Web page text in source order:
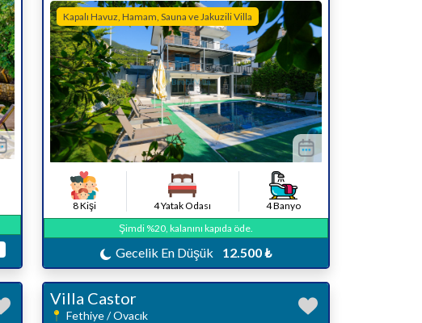
Kapalı Havuz, Hamam, Sauna ve Jakuzili Villa
8 Kişi 4 Yatak Odası
4 Banyo
Şimdi %20, kalanını kapıda öde.
Gecelik En Düşük 12.500 ₺
Villa Castor
Fethiye / Ovacık